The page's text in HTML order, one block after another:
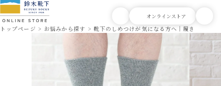
トップページ お悩みから探す 靴下のしめつけが気になる方へ｜履き口ゆった